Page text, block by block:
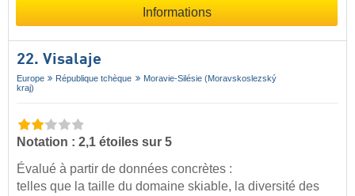
Informations
22. Visalaje
Europe République tchèque
Moravie-Silésie (Moravskoslezský
kraj)
Notation : 2,1 étoiles sur 5
Évalué à partir de données concrètes :
telles que la taille du domaine skiable, la diversité des